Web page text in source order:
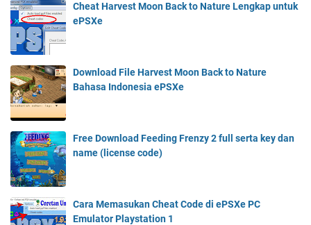
Cheat Harvest Moon Back to Nature Lengkap untuk
ePSXe
Download File Harvest Moon Back to Nature
Bahasa Indonesia ePSXe
Free Download Feeding Frenzy 2 full serta key dan
name (license code)
Cara Memasukan Cheat Code di ePSXe PC
Emulator Playstation 1